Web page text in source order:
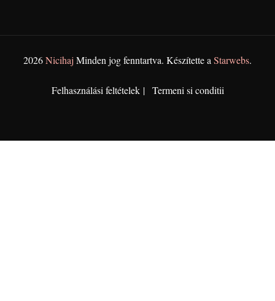
2026Nicihaj Minden jog fenntartva. Készítette aStarwebs.
Felhasználási feltételek Termeni si conditii